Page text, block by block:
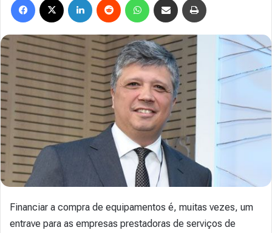
Financiar a compra de equipamentos é, muitas vezes, um
entrave para as empresas prestadoras de serviços de